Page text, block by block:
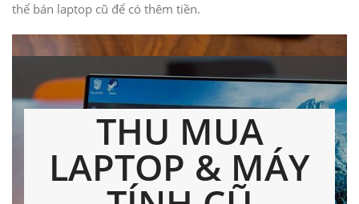
thể bán laptop cũ để có thêm tiền.
THU MUA
LAPTOP & MÁY